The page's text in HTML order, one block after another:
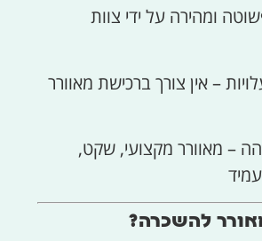
ומהירה על ידי צוות
– אין צורך ברכישת מאוורר
– מאוורר מקצועי, שקט,
להשכרה?